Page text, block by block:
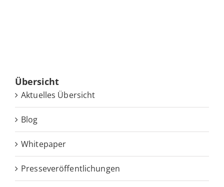
Über­sicht
Ak­tu­el­les Übersicht
Blog
White­pa­per
Pres­se­ver­öf­fent­li­chun­gen